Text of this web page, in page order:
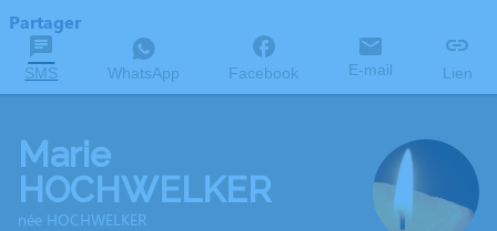
Partager
SMS WhatsApp Facebook E-mail Lien
Marie
HOCHWELKER
née HOCHWELKER